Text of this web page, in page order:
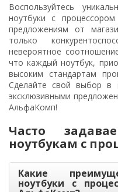
Воспользуйтесь
ноутбуки с
предложениям от
только
невероятное
что каждый ноутбук,
высоким стандартам
Сделайте свой выбор в
эксклюзивными
АльфаКомп!
Часто
ноутбукам с
Какие
ноутбуки с